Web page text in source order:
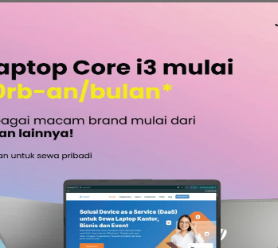
perintah dari pengguna ke laptop atau
berfungsi mempermudah pengguna untuk
Berikut adalah perangkatinput
Anda mengklik kiri, fungsinya setara
perintah yang bisa dipilih.